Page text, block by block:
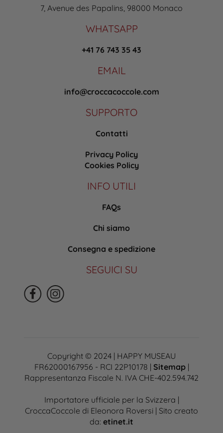
7, Avenue des Papalins, 98000 Monaco
WHATSAPP
+41 76 743 35 43
EMAIL
info@croccacoccole.com
SUPPORTO
Contatti
Privacy Policy
Cookies Policy
INFO UTILI
FAQs
Chi siamo
Consegna e spedizione
SEGUICI SU
Copyright © 2024 | HAPPY MUSEAU
FR62000167956 - RCI 22P10178 | Sitemap|
Rappresentanza Fiscale N. IVA CHE-402.594.742
Importatore ufficiale per la Svizzera |
CroccaCoccole di Eleonora Roversi | Sito creato
da: etinet.it